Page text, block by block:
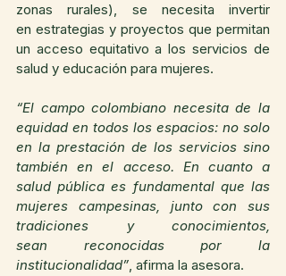
zonas rurales), se necesita invertir
en estrategias y proyectos que permitan
un acceso equitativo a los servicios de
salud y educación para mujeres.
“El campo colombiano necesita de la
equidad en todos los espacios: no solo
en la prestación de los servicios sino
también en el acceso. En cuanto a
salud pública es fundamental que las
mujeres campesinas, junto con sus
tradiciones y conocimientos,
sean reconocidas por la
institucionalidad”, afirma la asesora.